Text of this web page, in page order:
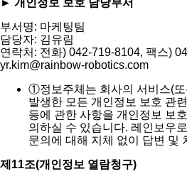
부서명: 마케팅팀
담당자: 김유림
연락처: 전화) 042-719-8104, 팩스)
yr.kim@rainbow-robotics.com
①정보주체는 회사의 서비스(
발생한 모든 개인정보 보호 관
등에 관한 사항을 개인정보 보
의하실 수 있습니다. 레인보우
문의에 대해 지체 없이 답변 및
제11조(개인정보 열람청구)